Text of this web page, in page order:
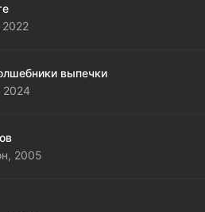
2022
выпечки
2024
2005